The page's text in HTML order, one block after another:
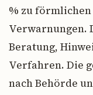
% zu
Verwarnungen.
Beratung,
Verfahren. Die
nach Behörde